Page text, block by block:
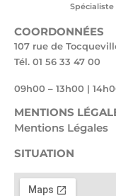
Spécialiste
COORDONNÉES
107 rue de
Tél. 01 56 33 47 00
09h00 – 13h00 |
MENTIONS
Mentions Légales
SITUATION